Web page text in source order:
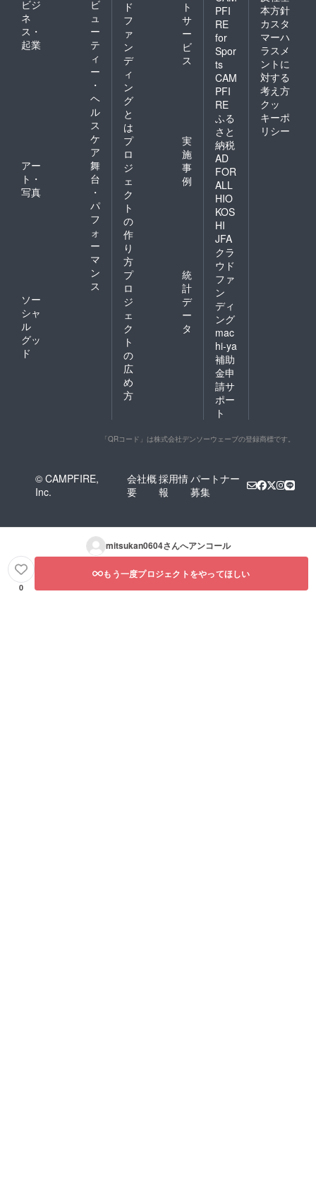
ビジ
ネ
ス・
起業
ビ
ュ
ー
テ
ィ
ー
・
ヘ
ル
ス
ケ
ア
アー
ト・
写真
舞
台
・
パ
フ
ォ
ー
マ
ン
ス
ソー
シャ
ル
グッ
ド
ド
フ
ァ
ン
デ
ィ
ン
グ
と
は
ト
サ
ー
ビ
ス
プ
ロ
ジ
ェ
ク
ト
の
作
り
方
実
施
事
例
プ
ロ
ジ
ェ
ク
ト
の
広
め
方
統
計
デ
ー
タ
PFI
RE
for
Spor
ts
CAM
PFI
RE
ふる
さと
納税
AD
FOR
ALL
HIO
KOS
HI
JFA
クラ
ウド
ファ
ン
ディ
ング
mac
hi-ya
補助
金申
請サ
ポー
ト
本方針
カスタ
マーハ
ラスメ
ントに
対する
考え方
クッ
キーポ
リシー
「QRコード」は株式会社デンソーウェーブの登録商標です。
© CAMPFIRE,
Inc.
会社概
要
採用情
報
パートナー
募集
mitsukan0604さんへアンコール
0
もう一度プロジェクトをやってほしい